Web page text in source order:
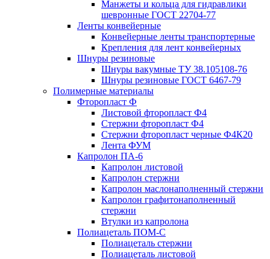
Манжеты и кольца для гидравлики
шевронные ГОСТ 22704-77
Ленты конвейерные
Конвейерные ленты транспортерные
Крепления для лент конвейерных
Шнуры резиновые
Шнуры вакумные ТУ 38.105108-76
Шнуры резиновые ГОСТ 6467-79
Полимерные материалы
Фторопласт Ф
Листовой фторопласт Ф4
Стержни фторопласт Ф4
Стержни фторопласт черные Ф4К20
Лента ФУМ
Капролон ПА-6
Капролон листовой
Капролон стержни
Капролон маслонаполненный стержни
Капролон графитонаполненный
стержни
Втулки из капролона
Полиацеталь ПОМ-С
Полиацеталь стержни
Полиацеталь листовой